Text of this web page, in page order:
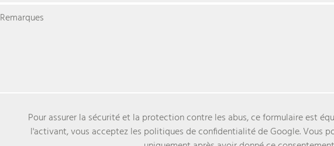
Remarques
Pour assurer la sécurité et la protection contre les abus, ce formulaire est
l'activant, vous acceptez les politiques de confidentialité de Google. Vous